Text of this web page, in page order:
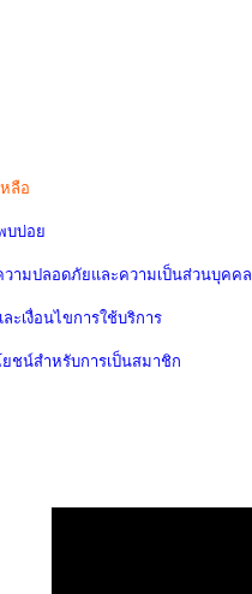
ลือ
บบ่อย
ามปลอดภัยและความเป็นส่วนบุคคล
ะเงื่อนไขการใช้บริการ
ชน์สำหรับการเป็นสมาชิก